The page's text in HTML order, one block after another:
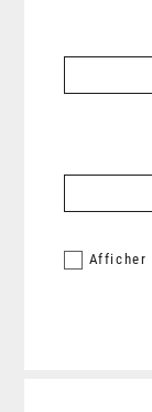
Afficher